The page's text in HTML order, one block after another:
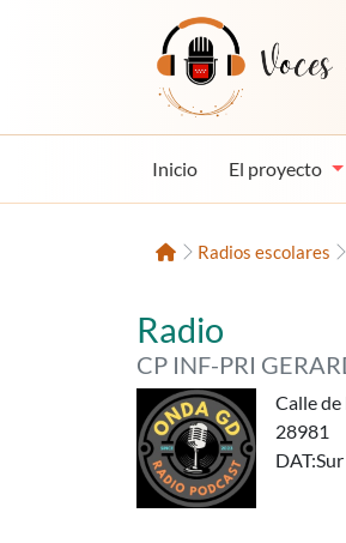
Voces del Aula
Inicio El proyecto
InicioRadios escolares
«Onda GD»,
Radio
CP INF-PRI
Calle de
28981
DAT:Sur